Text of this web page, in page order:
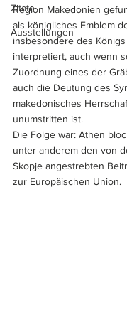
Zitate
Ausstellungen
Region Makedonien
als königliches Emblem
insbesondere des Königs
interpretiert, auch wenn
Zuordnung eines der
auch die Deutung des
makedonisches
unumstritten ist.
Die Folge war: Athen
unter anderem den von
Skopje angestrebten
zur Europäischen Union.